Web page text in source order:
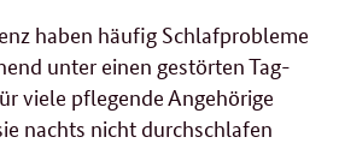
haben häufig Schlafprobleme
unter einen gestörten Tag-
viele pflegende Angehörige
nachts nicht durchschlafen